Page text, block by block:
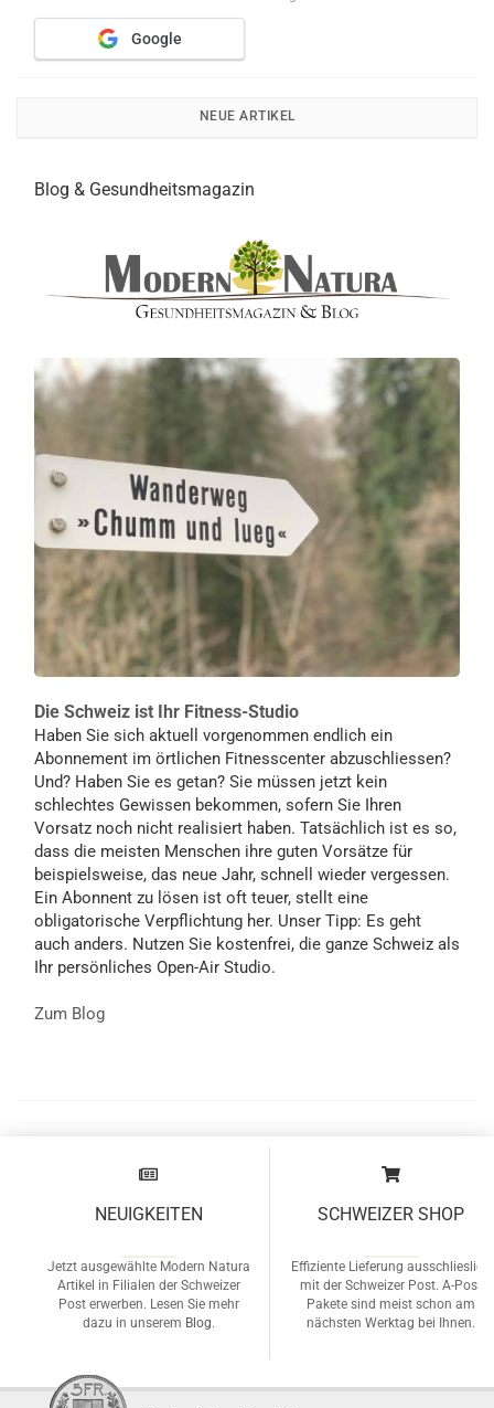
NEUE ARTIKEL
Blog & Gesundheitsmagazin
Die Schweiz ist Ihr Fitness-Studio
Haben Sie sich aktuell vorgenommen endlich ein
Abonnement im örtlichen Fitnesscenter abzuschliessen?
Und? Haben Sie es getan? Sie müssen jetzt kein
schlechtes Gewissen bekommen, sofern Sie Ihren
Vorsatz noch nicht realisiert haben. Tatsächlich ist es so,
dass die meisten Menschen ihre guten Vorsätze für
beispielsweise, das neue Jahr, schnell wieder vergessen.
Ein Abonnent zu lösen ist oft teuer, stellt eine
obligatorische Verpflichtung her. Unser Tipp: Es geht
auch anders. Nutzen Sie kostenfrei, die ganze Schweiz als
Ihr persönliches Open-Air Studio.
Zum Blog
NEUIGKEITEN
Jetzt ausgewählte Modern Natura
Artikel in Filialen der Schweizer
Post erwerben. Lesen Sie mehr
dazu in unserem Blog.
SCHWEIZER SHOP
Effiziente Lieferung ausschlieslich
mit der Schweizer Post. A-Post
Pakete sind meist schon am
nächsten Werktag bei Ihnen.